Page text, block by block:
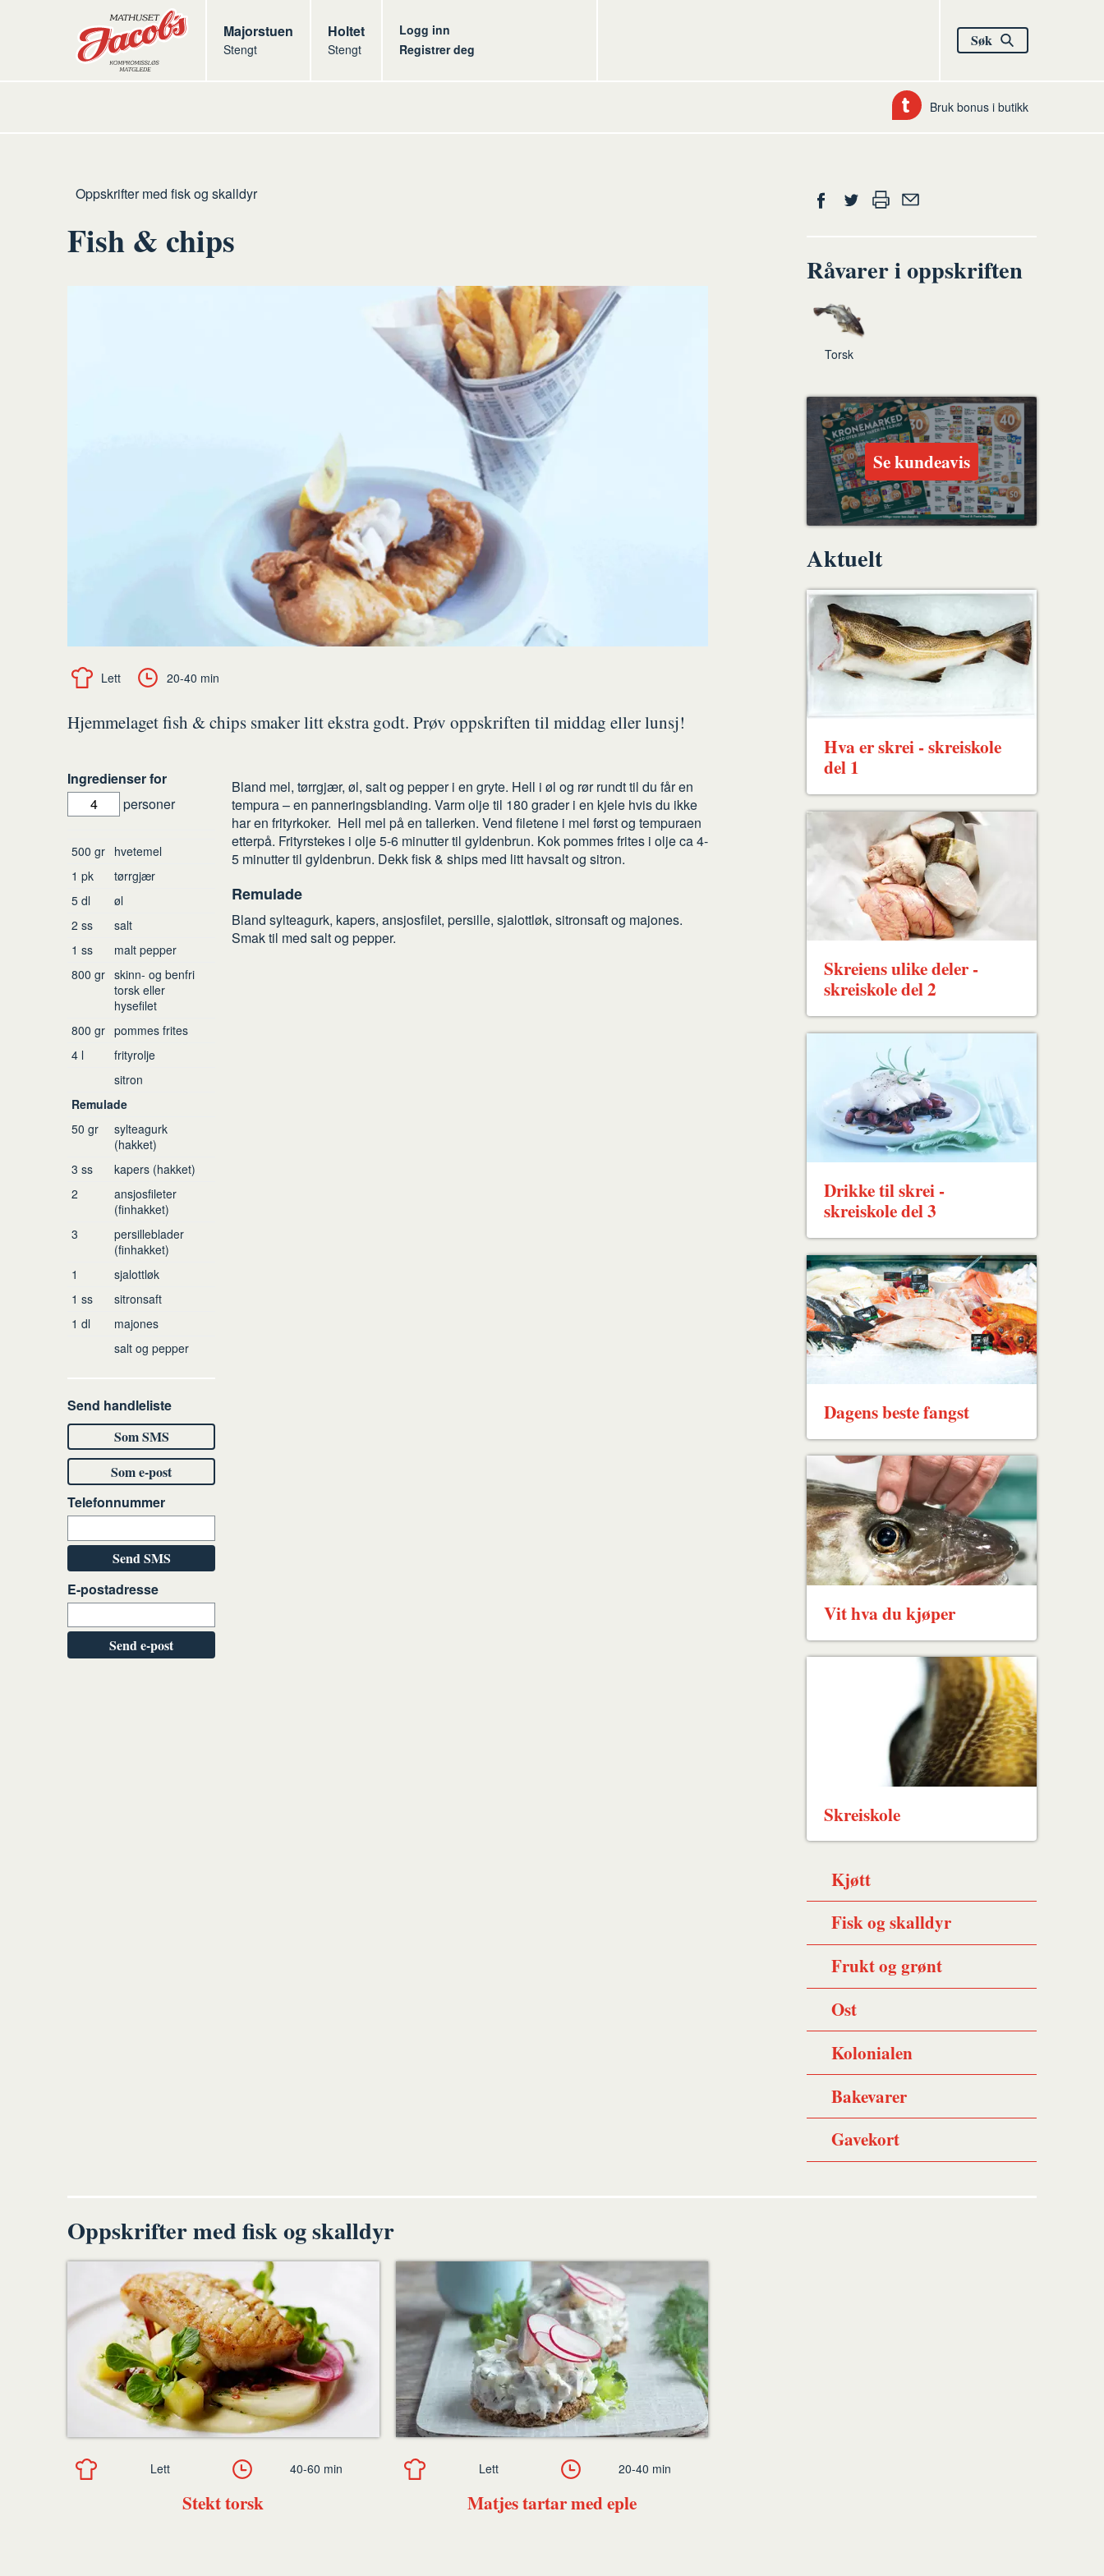
Butikker Jacobs
Majorstuen
Stengt
Jacobs
Holtet
Stengt
Logg inn
Registrer deg
Søk
Bruk bonus i butikk
Hjem
Fisk
skalldyr
Oppskrifter med fisk og skalldyr
Fish & chips
Lett 20-40 min
Hjemmelaget fish & chips smaker litt ekstra godt. Prøv oppskriften til middag eller lunsj!
Ingredienser for
personer
500 gr hvetemel
1 pk
tørrgjær
5 dl
øl
2 ss
salt
1 ss
malt pepper
800 gr skinn- og benfri
torsk eller
hysefilet
800 gr pommes frites
4 l
frityrolje
sitron
Remulade
50 gr
sylteagurk
(hakket)
3 ss kapers (hakket)
2
ansjosfileter
(finhakket)
3
persilleblader
(finhakket)
1
sjalottløk
1 ss
sitronsaft
1 dl
majones
salt og pepper
Send handleliste
Som SMS
Som e-post
Telefonnummer
Send SMS
E-postadresse
Send e-post
Slik
gjør
du
Bland mel, tørrgjær, øl, salt og pepper i en gryte. Hell i øl og rør rundt til du får en
tempura – en panneringsblanding. Varm olje til 180 grader i en kjele hvis du ikke
har en frityrkoker. Hell mel på en tallerken. Vend filetene i mel først og tempuraen
etterpå. Frityrstekes i olje 5-6 minutter til gyldenbrun. Kok pommes frites i olje ca 4-
5 minutter til gyldenbrun. Dekk fisk & ships med litt havsalt og sitron.
Remulade
Bland sylteagurk, kapers, ansjosfilet, persille, sjalottløk, sitronsaft og majones.
Smak til med salt og pepper.
Del
Facebook
venn
Råvarer i oppskriften
Torsk
Se kundeavis
Aktuelt
Hva er skrei - skreiskole
del 1
Skreiens ulike deler -
skreiskole del 2
Drikke til skrei -
skreiskole del 3
Dagens beste fangst
Vit hva du kjøper
Skreiskole
Kjøtt
Fisk og skalldyr
Frukt og grønt
Ost
Kolonialen
Bakevarer
Gavekort
Oppskrifter med fisk og skalldyr
Stekt torsk
Lett 40-60 min
Matjes tartar med eple
Lett 20-40 min